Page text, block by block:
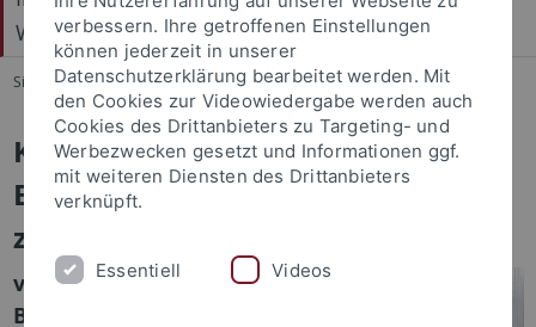
Wissenschaften (IZEW)
Sie sind hier: Startseite ... Publikationen
Kinder als Gefahr oder in Gefahr? –
Eine kritische Neubetrachtung,
zwei Wellen später
von Dr. Anne
Burkhardt
verbessern. Ihre getroffenen Einstellungen
können jederzeit in unserer
Datenschutzerklärung bearbeitet werden. Mit
den Cookies zur Videowiedergabe werden auch
Cookies des Drittanbieters zu Targeting- und
Werbezwecken gesetzt und Informationen ggf.
mit weiteren Diensten des Drittanbieters
verknüpft.
Essentiell Videos